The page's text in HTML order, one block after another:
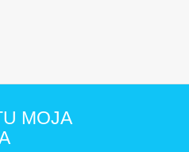
MOJA